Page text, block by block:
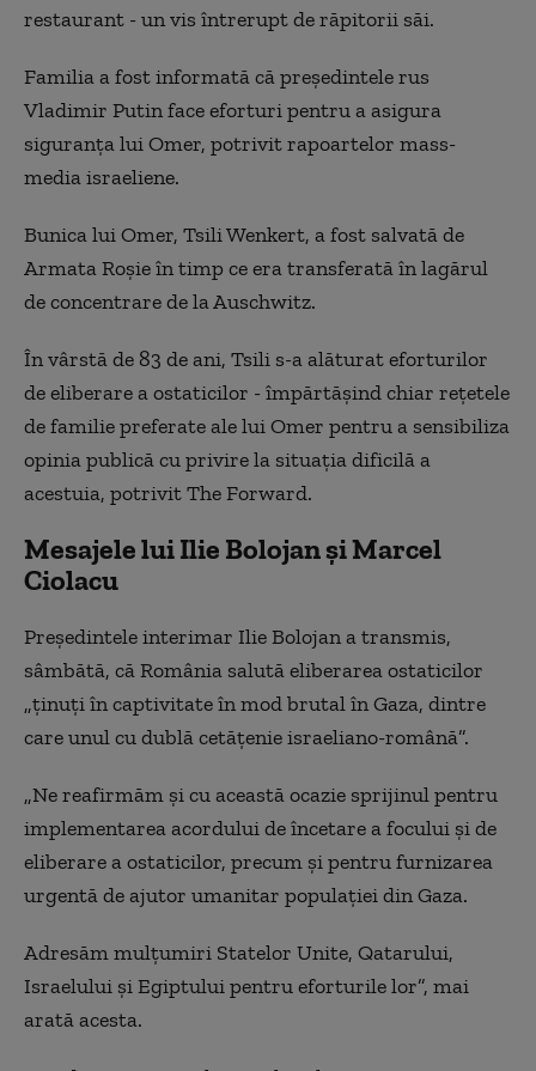
restaurant - un vis întrerupt de răpitorii săi.
Familia a fost informată că preşedintele rus
Vladimir Putin face eforturi pentru a asigura
siguranţa lui Omer, potrivit rapoartelor mass-
media israeliene.
Bunica lui Omer, Tsili Wenkert, a fost salvată de
Armata Roşie în timp ce era transferată în lagărul
de concentrare de la Auschwitz.
În vârstă de 83 de ani, Tsili s-a alăturat eforturilor
de eliberare a ostaticilor - împărtăşind chiar reţetele
de familie preferate ale lui Omer pentru a sensibiliza
opinia publică cu privire la situaţia dificilă a
acestuia, potrivit The Forward.
Mesajele lui Ilie Bolojan și Marcel
Ciolacu
Președintele interimar Ilie Bolojan a transmis,
sâmbătă, că România salută eliberarea ostaticilor
„ținuți în captivitate în mod brutal în Gaza, dintre
care unul cu dublă cetățenie israeliano-română”.
„Ne reafirmăm și cu această ocazie sprijinul pentru
implementarea acordului de încetare a focului și de
eliberare a ostaticilor, precum și pentru furnizarea
urgentă de ajutor umanitar populației din Gaza.
Adresăm mulțumiri Statelor Unite, Qatarului,
Israelului și Egiptului pentru eforturile lor”, mai
arată acesta.